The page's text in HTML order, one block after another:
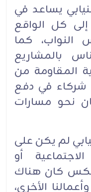
يساعد في
كل الواقع
النواب، كما
بالمشاريع
المقاومة من
شركاء في دفع
نحو مسارات
لم يكن على
أو
كان هناك
الأخرى،